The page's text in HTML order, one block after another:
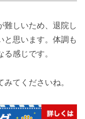
難しいため、退院し
と思います。体調も
感じです。
てくださいね。